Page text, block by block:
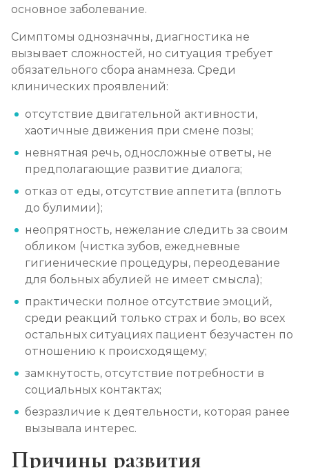
основное заболевание.
Симптомы однозначны, диагностика не
вызывает сложностей, но ситуация требует
обязательного сбора анамнеза. Среди
клинических проявлений:
отсутствие двигательной активности,
хаотичные движения при смене позы;
невнятная речь, односложные ответы, не
предполагающие развитие диалога;
отказ от еды, отсутствие аппетита (вплоть
до булимии);
неопрятность, нежелание следить за своим
обликом (чистка зубов, ежедневные
гигиенические процедуры, переодевание
для больных абулией не имеет смысла);
практически полное отсутствие эмоций,
среди реакций только страх и боль, во всех
остальных ситуациях пациент безучастен по
отношению к происходящему;
замкнутость, отсутствие потребности в
социальных контактах;
безразличие к деятельности, которая ранее
вызывала интерес.
Причины развития